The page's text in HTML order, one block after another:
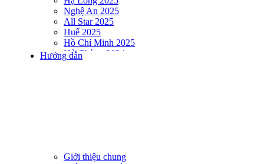
Nghệ An 2025
All Star 2025
Huế 2025
Hồ Chí Minh 2025
Hải Phòng 2024
DNSE AQUAMAN VIETNAM 2024
DNSE AQUAMAN VIETNAM 2023
Hướng dẫn
Giới thiệu chung